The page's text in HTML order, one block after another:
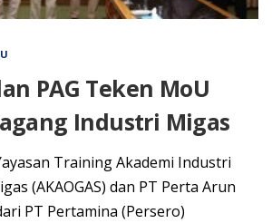
PAG Teken MoU
Industri Migas
Trаіnіng Akаdеmі Industri
(AKAOGAS) dan PT Perta Arun
PT Pеrtаmіnа (Persero)